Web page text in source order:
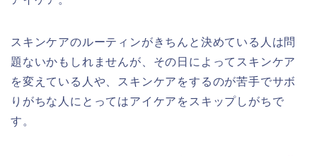
スキンケアのルーティンがきちんと決めている人は問
題ないかもしれませんが、その日によってスキンケア
を変えている人や、スキンケアをするのが苦手でサボ
りがちな人にとってはアイケアをスキップしがちで
す。